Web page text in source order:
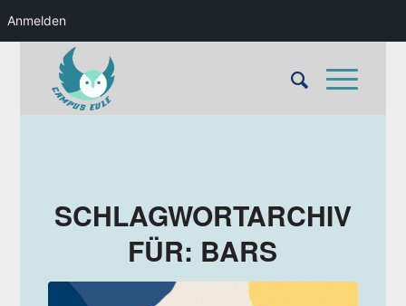
Anmelden
SCHLAGWORTARCHIV
FÜR: BARS